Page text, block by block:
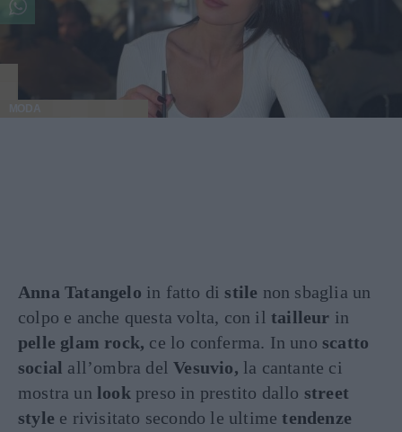
MODA
Anna Tatangelo in fatto di stile non sbaglia un
colpo e anche questa volta, con il tailleur in
pelle glam rock, ce lo conferma. In uno scatto
social all’ombra delVesuvio, la cantante ci
mostra un look preso in prestito dallo street
style e rivisitato secondo le ultimetendenze